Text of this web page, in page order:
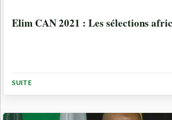
Elim CAN 2021 : Les sélections
SUITE